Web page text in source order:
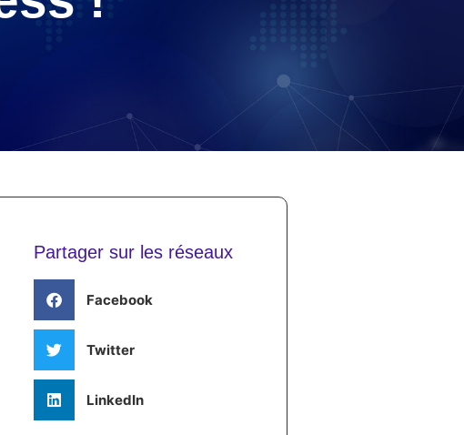
Partager sur les réseaux
Facebook
Twitter
LinkedIn